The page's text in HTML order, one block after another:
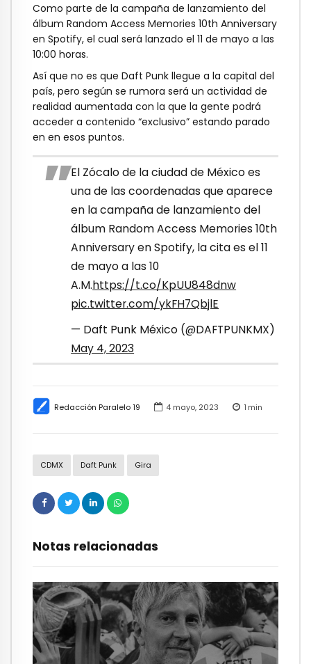
Redacción Paralelo 19 4 mayo, 2023 1 min
CDMX Daft Punk Gira
Notas relacionadas
Como parte de la campaña de lanzamiento del
álbum Random Access Memories 10th Anniversary
en Spotify, el cual será lanzado el 11 de mayo a las
10:00 horas.
Así que no es que Daft Punk llegue a la capital del
país, pero según se rumora será un actividad de
realidad aumentada con la que la gente podrá
acceder a contenido “exclusivo” estando parado
en en esos puntos.
El Zócalo de la ciudad de México es
una de las coordenadas que aparece
en la campaña de lanzamiento del
álbum Random Access Memories 10th
Anniversary en Spotify, la cita es el 11
de mayo a las 10
A.M.https://t.co/KpUU848dnw
pic.twitter.com/ykFH7QbjlE
— Daft Punk México (@DAFTPUNKMX)
May 4, 2023